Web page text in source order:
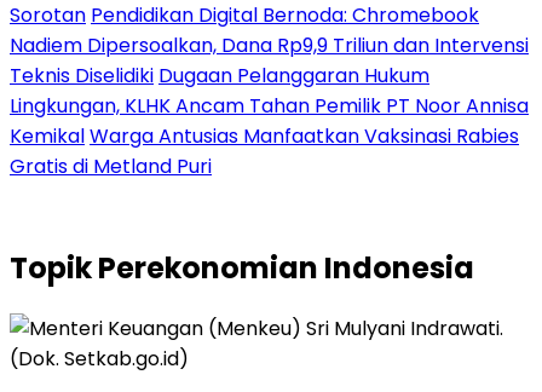
Sorotan Pendidikan Digital Bernoda: Chromebook
Nadiem Dipersoalkan, Dana Rp9,9 Triliun dan Intervensi
Teknis Diselidiki Dugaan Pelanggaran Hukum
Lingkungan, KLHK Ancam Tahan Pemilik PT Noor Annisa
KemikalWarga Antusias Manfaatkan Vaksinasi Rabies
Gratis di Metland Puri
TopikPerekonomian Indonesia